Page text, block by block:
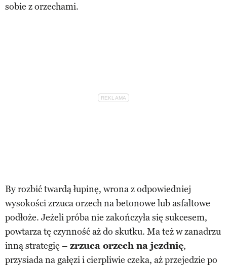
sobie z orzechami.
By rozbić twardą łupinę, wrona z odpowiedniej
wysokości zrzuca orzech na betonowe lub asfaltowe
podłoże. Jeżeli próba nie zakończyła się sukcesem,
powtarza tę czynność aż do skutku. Ma też w zanadrzu
inną strategię – zrzuca orzech na jezdnię,
przysiada na gałęzi i cierpliwie czeka, aż przejedzie po